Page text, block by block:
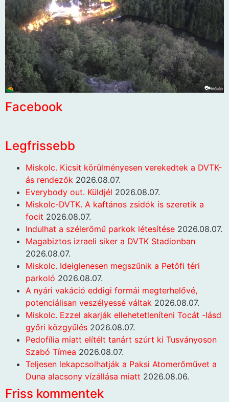
Facebook
Legfrissebb
Miskolc. Kicsit körülményesen verekedtek a DVTK-
ás rendezők 2026.08.07.
Everybody out. Küldjél 2026.08.07.
Miskolc-DVTK. A kaftános zsidók is szeretik a
focit 2026.08.07.
Indulhat a szélerőmű parkok létesítése 2026.08.07.
Magabiztos izraeli siker a DVTK Stadionban
2026.08.07.
Miskolc. Ideiglenesen megszűnik a Petőfi téri
parkoló 2026.08.07.
A nyári vakáció eddigi formái megterhelővé,
potenciálisan veszélyessé váltak 2026.08.07.
Miskolc. Ezzel akarják ellehetetleníteni Tocát -lásd
győri közgyűlés 2026.08.07.
Pedofília miatt elítélt tanárt szúrt ki Tusványoson
Szabó Tímea 2026.08.07.
Teljesen lekapcsolhatják a Paksi Atomerőművet a
Duna alacsony vízállása miatt 2026.08.06.
Friss kommentek